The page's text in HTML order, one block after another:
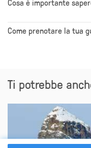
Cosa è importante
Come prenotare la tua
Ti potrebbe